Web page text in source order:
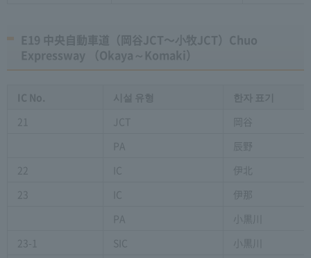
E19 中央自動車道（岡谷JCT〜⼩牧JCT）Chuo
Expressway （Okaya～Komaki）
21
JCT
岡谷
PA
辰野
22
IC
伊北
23
IC
伊那
PA
小黒川
23-1
SIC
小黒川